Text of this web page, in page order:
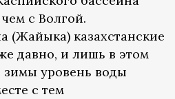
с Волгой.
(Жайыка) казахстанские
давно, и лишь в этом
зимы уровень воды
с тем